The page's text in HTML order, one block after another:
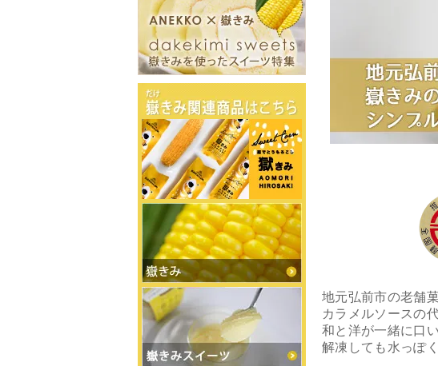
地元弘前市の老舗
カラメルソースの
和と洋が一緒に口
解凍しても水っぽ